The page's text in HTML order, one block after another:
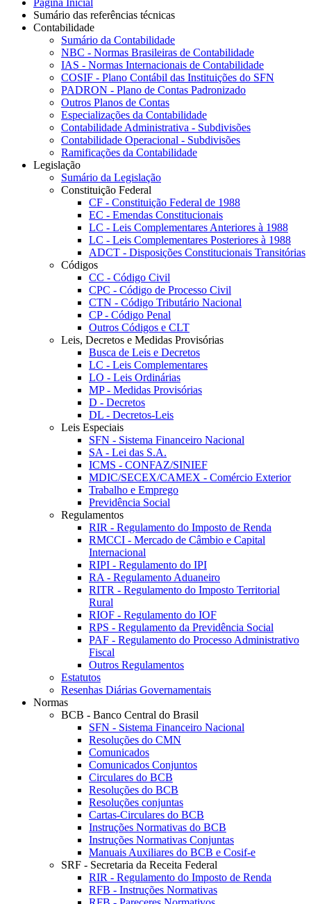
Página Inicial
Sumário das referências técnicas
Contabilidade
Sumário da Contabilidade
NBC - Normas Brasileiras de Contabilidade
IAS - Normas Internacionais de Contabilidade
COSIF - Plano Contábil das Instituições do SFN
PADRON - Plano de Contas Padronizado
Outros Planos de Contas
Especializações da Contabilidade
Contabilidade Administrativa - Subdivisões
Contabilidade Operacional - Subdivisões
Ramificações da Contabilidade
Legislação
Sumário da Legislação
Constituição Federal
CF - Constituição Federal de 1988
EC - Emendas Constitucionais
LC - Leis Complementares Anteriores à 1988
LC - Leis Complementares Posteriores à 1988
ADCT - Disposições Constitucionais Transitórias
Códigos
CC - Código Civil
CPC - Código de Processo Civil
CTN - Código Tributário Nacional
CP - Código Penal
Outros Códigos e CLT
Leis, Decretos e Medidas Provisórias
Busca de Leis e Decretos
LC - Leis Complementares
LO - Leis Ordinárias
MP - Medidas Provisórias
D - Decretos
DL - Decretos-Leis
Leis Especiais
SFN - Sistema Financeiro Nacional
SA - Lei das S.A.
ICMS - CONFAZ/SINIEF
MDIC/SECEX/CAMEX - Comércio Exterior
Trabalho e Emprego
Previdência Social
Regulamentos
RIR - Regulamento do Imposto de Renda
RMCCI - Mercado de Câmbio e Capital
Internacional
RIPI - Regulamento do IPI
RA - Regulamento Aduaneiro
RITR - Regulamento do Imposto Territorial
Rural
RIOF - Regulamento do IOF
RPS - Regulamento da Previdência Social
PAF - Regulamento do Processo Administrativo
Fiscal
Outros Regulamentos
Estatutos
Resenhas Diárias Governamentais
Normas
BCB - Banco Central do Brasil
SFN - Sistema Financeiro Nacional
Resoluções do CMN
Comunicados
Comunicados Conjuntos
Circulares do BCB
Resoluções do BCB
Resoluções conjuntas
Cartas-Circulares do BCB
Instruções Normativas do BCB
Instruções Normativas Conjuntas
Manuais Auxiliares do BCB e Cosif-e
SRF - Secretaria da Receita Federal
RIR - Regulamento do Imposto de Renda
RFB - Instruções Normativas